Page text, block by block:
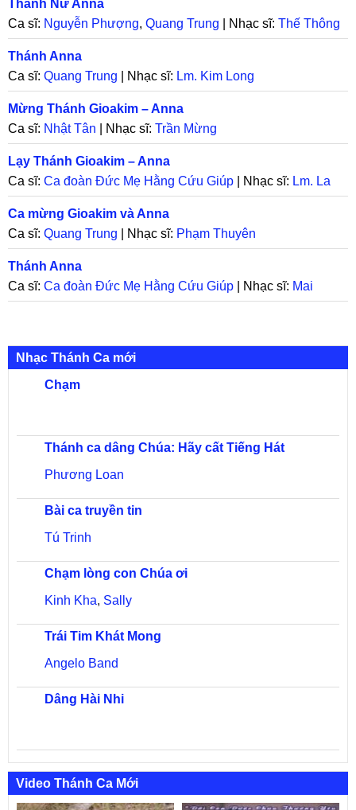
Thánh Nữ Anna
Ca sĩ: Nguyễn Phượng, Quang Trung | Nhạc sĩ: Thế Thông
Thánh Anna
Ca sĩ: Quang Trung | Nhạc sĩ: Lm. Kim Long
Mừng Thánh Gioakim – Anna
Ca sĩ: Nhật Tân | Nhạc sĩ: Trần Mừng
Lạy Thánh Gioakim – Anna
Ca sĩ: Ca đoàn Đức Mẹ Hằng Cứu Giúp | Nhạc sĩ: Lm. La
Thập Tự
Ca mừng Gioakim và Anna
Ca sĩ: Quang Trung | Nhạc sĩ: Phạm Thuyên
Thánh Anna
Ca sĩ: Ca đoàn Đức Mẹ Hằng Cứu Giúp | Nhạc sĩ: Mai
Nguyên Vũ
Nhạc Thánh Ca mới
Chạm
Thánh ca dâng Chúa: Hãy cất Tiếng Hát
Phương Loan
Bài ca truyền tin
Tú Trinh
Chạm lòng con Chúa ơi
Kinh Kha, Sally
Trái Tim Khát Mong
Angelo Band
Dâng Hài Nhi
Video Thánh Ca Mới